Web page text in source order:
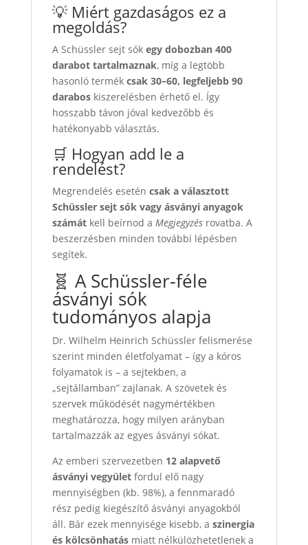
💡 Miért gazdaságos ez a
megoldás?
A Schüssler sejt sók egy dobozban 400
darabot tartalmaznak, míg a legtöbb
hasonló termék csak 30–60, legfeljebb 90
daraboskiszerelésben érhető el. Így
hosszabb távon jóval kedvezőbb és
hatékonyabb választás.
🛒 Hogyan add le a
rendelést?
Megrendelés esetén csak a választott
Schüssler sejt sók vagy ásványi anyagok
számátkell beírnod a Megjegyzésrovatba. A
beszerzésben minden további lépésben
segítek.
🧬 A Schüssler‑féle
ásványi sók
tudományos alapja
Dr. Wilhelm Heinrich Schüssler felismerése
szerint minden életfolyamat – így a kóros
folyamatok is – a sejtekben, a
„sejtállamban” zajlanak. A szövetek és
szervek működését nagymértékben
meghatározza, hogy milyen arányban
tartalmazzák az egyes ásványi sókat.
Az emberi szervezetben 12 alapvető
ásványi vegyületfordul elő nagy
mennyiségben (kb. 98%), a fennmaradó
rész pedig kiegészítő ásványi anyagokból
áll. Bár ezek mennyisége kisebb, a szinergia
és kölcsönhatásmiatt nélkülözhetetlenek a